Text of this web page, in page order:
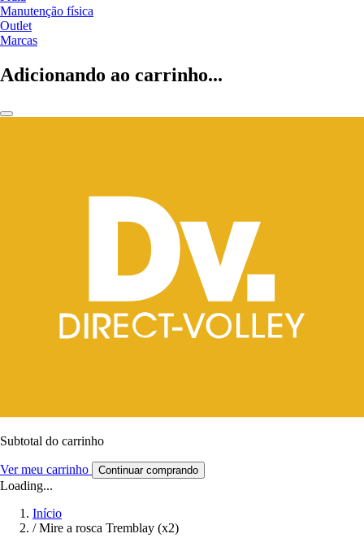
Manutenção física
Outlet
Marcas
Adicionando ao carrinho...
Subtotal do carrinho
Ver meu carrinho Continuar comprando
Loading...
Início
/ Mire a rosca Tremblay (x2)